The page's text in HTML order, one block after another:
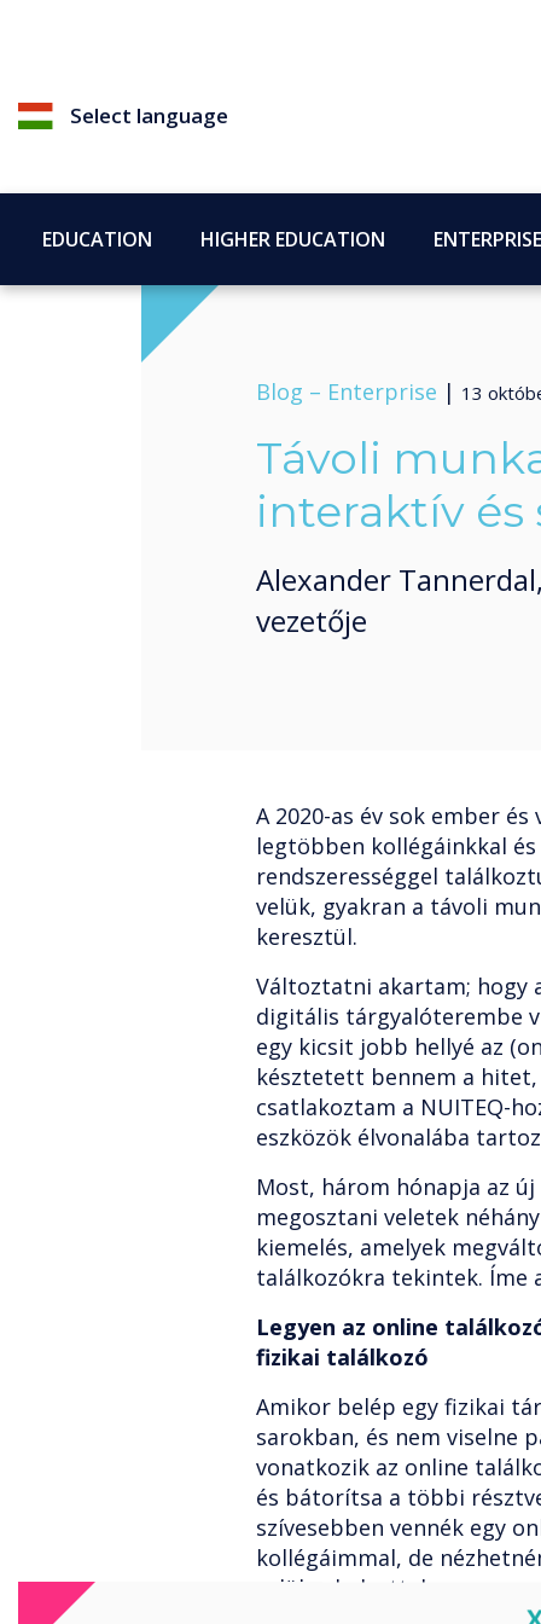
Select language
EDUCATION HIGHER EDUCATION ENTERPRISE
Blog – Enterprise | 13
Távoli
interaktív és
Alexander
vezetője
A 2020-as év sok ember
legtöbben kollégáinkkal
rendszerességgel
velük, gyakran a távoli
keresztül.
Változtatni akartam; hogy
digitális tárgyalóterembe
egy kicsit jobb hellyé az
késztetett bennem a hitet,
csatlakoztam a NUITEQ-
eszközök élvonalába
Most, három hónapja az
megosztani veletek
kiemelés, amelyek
találkozókra tekintek. Íme
Legyen az online
fizikai találkozó
Amikor belép egy fizikai
sarokban, és nem viselne
vonatkozik az online
és bátorítsa a többi
szívesebben vennék egy
kollégáimmal, de
velük, ahelyett, hogy egy
kezdőbetűikkel vagy a